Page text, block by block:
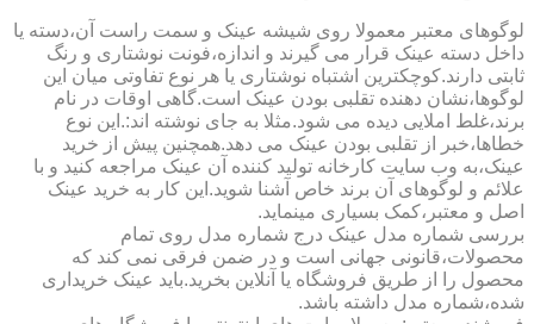
لوگوهای معتبر معمولا روی شیشه عینک و سمت راست آن،دسته یا
داخل دسته عینک قرار می گیرند و اندازه،فونت نوشتاری و رنگ
ثابتی دارند.کوچکترین اشتباه نوشتاری یا هر نوع تفاوتی میان این
لوگوها،نشان دهنده تقلبی بودن عینک است.گاهی اوقات در نام
برند،غلط املایی دیده می شود.مثلا به جای نوشته اند:.این نوع
خطاها،خبر از تقلبی بودن عینک می دهد.همچنین پیش از خرید
عینک،به وب سایت کارخانه تولید کننده آن عینک مراجعه کنید و با
علائم و لوگوهای آن برند خاص آشنا شوید.این کار به خرید عینک
اصل و معتبر،کمک بسیاری مینماید.
بررسی شماره مدل عینک درج شماره مدل روی تمام
محصولات،قانونی جهانی است و در ضمن فرقی نمی کند که
محصول را از طریق فروشگاه یا آنلاین بخرید.باید عینک خریداری
شده،شماره مدل داشته باشد.